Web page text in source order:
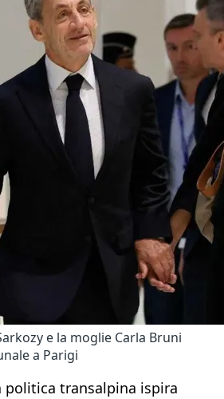
e la moglie Carla Bruni
a Parigi
politica transalpina ispira